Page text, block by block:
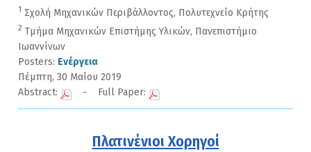
1 Σχολή Μηχανικών Περιβάλλοντος, Πολυτεχνείο Κρήτης
2 Τμήμα Μηχανικών Επιστήμης Υλικών, Πανεπιστήμιο
Ιωαννίνων
Posters: Ενέργεια
Πέμπτη, 30 Μαίου 2019
Abstract:
- Full Paper:
Πλατινένιοι Χορηγοί